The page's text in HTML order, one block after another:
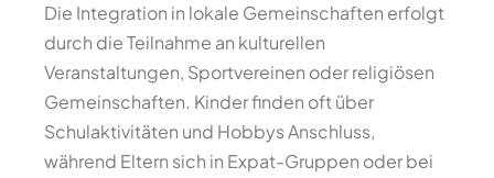
Die Integration in lokale Gemeinschaften erfolgt
durch die Teilnahme an kulturellen
Veranstaltungen, Sportvereinen oder religiösen
Gemeinschaften. Kinder finden oft über
Schulaktivitäten und Hobbys Anschluss,
während Eltern sich in Expat-Gruppen oder bei